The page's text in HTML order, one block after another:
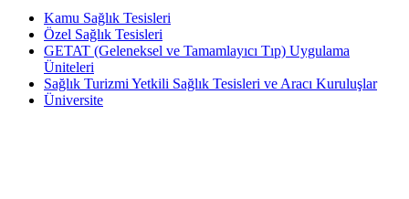
Kamu Sağlık Tesisleri
Özel Sağlık Tesisleri
GETAT (Geleneksel ve Tamamlayıcı Tıp) Uygulama
Üniteleri
Sağlık Turizmi Yetkili Sağlık Tesisleri ve Aracı Kuruluşlar
Üniversite